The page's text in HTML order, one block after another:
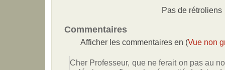
Pas de rétroliens
Commentaires
Afficher les commentaires en (Vue non
Cher Professeur, que ne ferait on pas au